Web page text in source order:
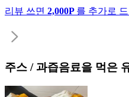
리뷰 쓰면 2,000P 를 추가로
주스 / 과즙음료을 먹은